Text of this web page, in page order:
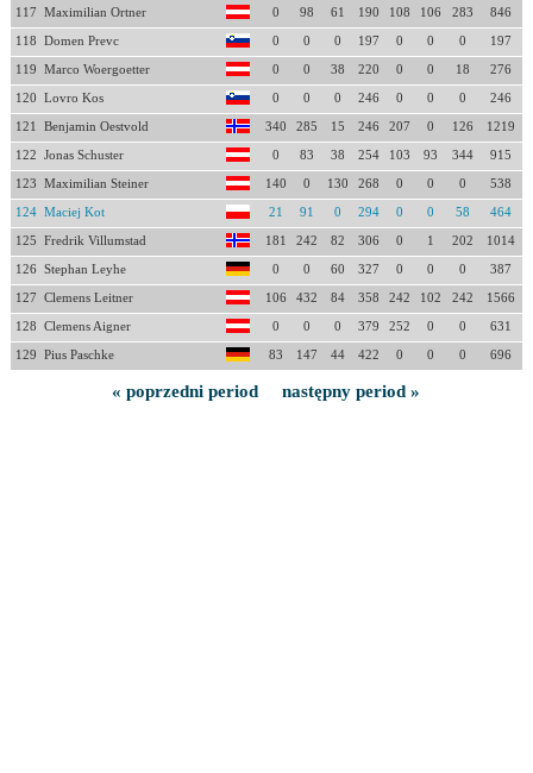
117 Maximilian Ortner 0 98 61 190 108 106 283 846
118 Domen Prevc 0 0 0 197 0 0 0 197
119 Marco Woergoetter 0 0 38 220 0 0 18 276
120 Lovro Kos 0 0 0 246 0 0 0 246
121 Benjamin Oestvold 340 285 15 246 207 0 126 1219
122 Jonas Schuster 0 83 38 254 103 93 344 915
123 Maximilian Steiner 140 0 130 268 0 0 0 538
124 Maciej Kot 21 91 0 294 0 0 58 464
125 Fredrik Villumstad 181 242 82 306 0 1 202 1014
126 Stephan Leyhe 0 0 60 327 0 0 0 387
127 Clemens Leitner 106 432 84 358 242 102 242 1566
128 Clemens Aigner 0 0 0 379 252 0 0 631
129 Pius Paschke 83 147 44 422 0 0 0 696
« poprzedni period następny period »